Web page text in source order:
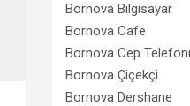
Bornova Bilgisayar
Bornova Cafe
Bornova Cep
Bornova Çiçekçi
Bornova Dershane